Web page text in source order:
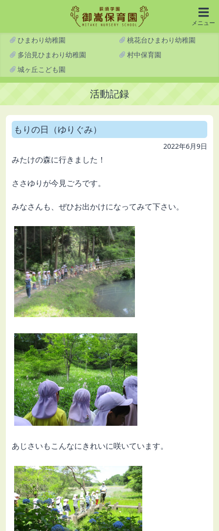
メニュー
ひまわり幼稚園
桃花台ひまわり幼稚園
多治見ひまわり幼稚園
村中保育園
城ヶ丘こども園
活動記録
もりの日（ゆりぐみ）
2022年6月9日
みたけの森に行きました！
ささゆりが今見ごろです。
みなさんも、ぜひお出かけになってみて下さい。
あじさいもこんなにきれいに咲いています。